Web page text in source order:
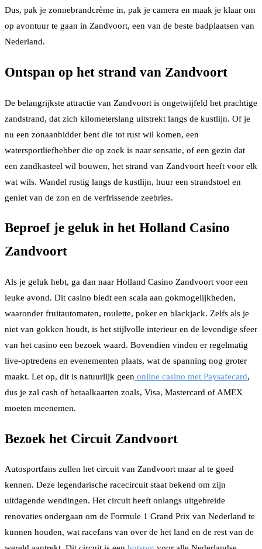
Dus, pak je zonnebrandcrème in, pak je camera en maak je klaar om
op avontuur te gaan in Zandvoort, een van de beste badplaatsen van
Nederland.
Ontspan op het strand van Zandvoort
De belangrijkste attractie van Zandvoort is ongetwijfeld het prachtige
zandstrand, dat zich kilometerslang uitstrekt langs de kustlijn. Of je
nu een zonaanbidder bent die tot rust wil komen, een
watersportliefhebber die op zoek is naar sensatie, of een gezin dat
een zandkasteel wil bouwen, het strand van Zandvoort heeft voor elk
wat wils. Wandel rustig langs de kustlijn, huur een strandstoel en
geniet van de zon en de verfrissende zeebries.
Beproef je geluk in het Holland Casino
Zandvoort
Als je geluk hebt, ga dan naar Holland Casino Zandvoort voor een
leuke avond. Dit casino biedt een scala aan gokmogelijkheden,
waaronder fruitautomaten, roulette, poker en blackjack. Zelfs als je
niet van gokken houdt, is het stijlvolle interieur en de levendige sfeer
van het casino een bezoek waard. Bovendien vinden er regelmatig
live-optredens en evenementen plaats, wat de spanning nog groter
maakt. Let op, dit is natuurlijk geen online casino met Paysafecard,
dus je zal cash of betaalkaarten zoals, Visa, Mastercard of AMEX
moeten meenemen.
Bezoek het Circuit Zandvoort
Autosportfans zullen het circuit van Zandvoort maar al te goed
kennen. Deze legendarische racecircuit staat bekend om zijn
uitdagende wendingen. Het circuit heeft onlangs uitgebreide
renovaties ondergaan om de Formule 1 Grand Prix van Nederland te
kunnen houden, wat racefans van over de het land en de rest van de